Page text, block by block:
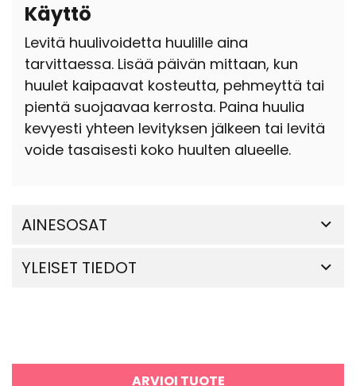
Käyttö
Levitä huulivoidetta huulille aina
tarvittaessa. Lisää päivän mittaan, kun
huulet kaipaavat kosteutta, pehmeyttä tai
pientä suojaavaa kerrosta. Paina huulia
kevyesti yhteen levityksen jälkeen tai levitä
voide tasaisesti koko huulten alueelle.
AINESOSAT
YLEISET TIEDOT
ARVIOI TUOTE